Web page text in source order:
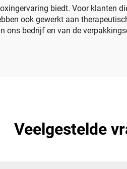
biedt. Voor klanten
ook gewerkt aan
ons bedrijf en van de
Veelgestelde